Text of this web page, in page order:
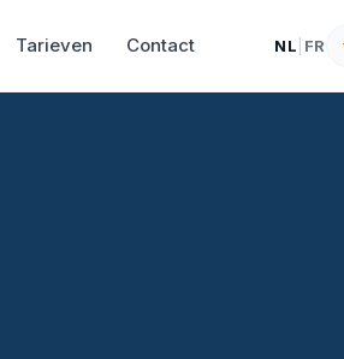
Tarieven Contact NL FR